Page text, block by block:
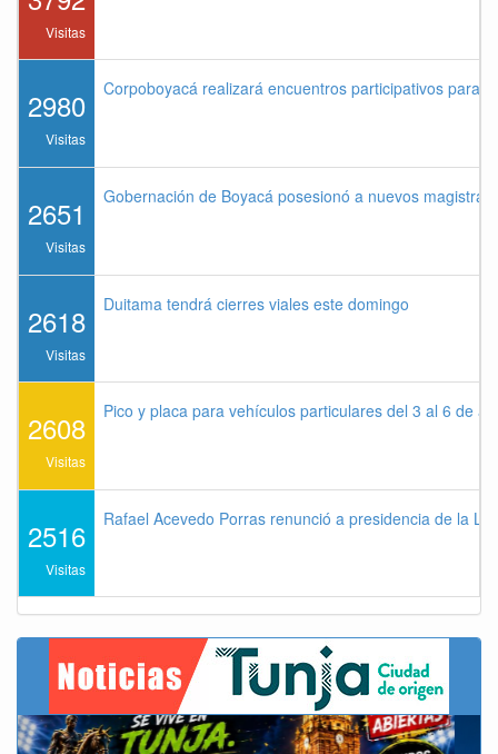
Visitas
2980
Visitas
Corpoboyacá realizará encuentros participativos para
2651
Visitas
Gobernación de Boyacá posesionó a nuevos
2618
Visitas
Duitama tendrá cierres viales este domingo
2608
Visitas
Pico y placa para vehículos particulares del 3 al 6 de
2516
Visitas
Rafael Acevedo Porras renunció a presidencia de la
Previous Next